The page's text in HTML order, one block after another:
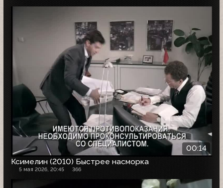
00:14
Ксимелин (2010) Быстрее насморка
5 мая 2026, 20:45 366